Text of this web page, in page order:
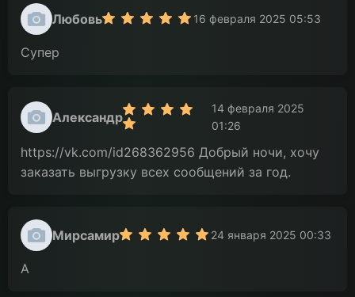
Любовь 16 февраля 2025 05:53
Супер
Александр
14 февраля 2025
01:26
https://vk.com/id268362956 Добрый ночи, хочу
заказать выгрузку всех сообщений за год.
Мирсамир 24 января 2025 00:33
А